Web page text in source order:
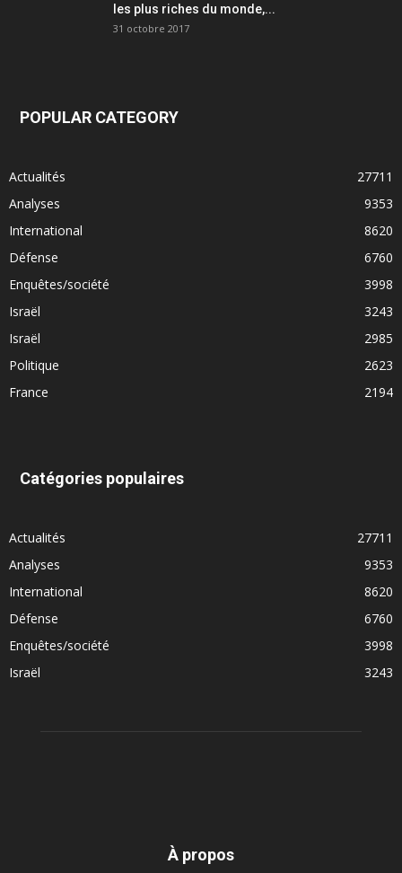
les plus riches du monde,...
31 octobre 2017
POPULAR CATEGORY
Actualités
27711
Analyses
9353
International
8620
Défense
6760
Enquêtes/société
3998
Israël
3243
Israël
2985
Politique
2623
France
2194
Catégories populaires
Actualités
27711
Analyses
9353
International
8620
Défense
6760
Enquêtes/société
3998
Israël
3243
À propos